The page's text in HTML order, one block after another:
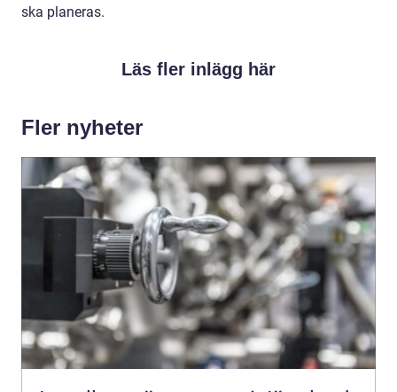
ska planeras.
Läs fler inlägg här
Fler nyheter